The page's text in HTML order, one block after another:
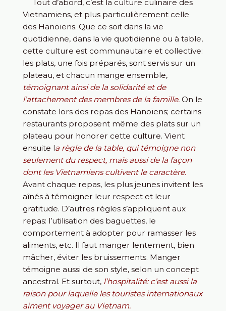
Tout d’abord, c’est la culture culinaire des
Vietnamiens, et plus particulièrement celle
des Hanoïens. Que ce soit dans la vie
quotidienne, dans la vie quotidienne ou à table,
cette culture est communautaire et collective:
les plats, une fois préparés, sont servis sur un
plateau, et chacun mange ensemble,
témoignant ainsi de la solidarité et de
l’attachement des membres de la famille. On le
constate lors des repas des Hanoïens; certains
restaurants proposent même des plats sur un
plateau pour honorer cette culture. Vient
ensuite la règle de la table, qui témoigne non
seulement du respect, mais aussi de la façon
dont les Vietnamiens cultivent le caractère.
Avant chaque repas, les plus jeunes invitent les
aînés à témoigner leur respect et leur
gratitude. D’autres règles s’appliquent aux
repas: l’utilisation des baguettes, le
comportement à adopter pour ramasser les
aliments, etc. Il faut manger lentement, bien
mâcher, éviter les bruissements. Manger
témoigne aussi de son style, selon un concept
ancestral. Et surtout, l’hospitalité: c’est aussi la
raison pour laquelle les touristes internationaux
aiment voyager au Vietnam.